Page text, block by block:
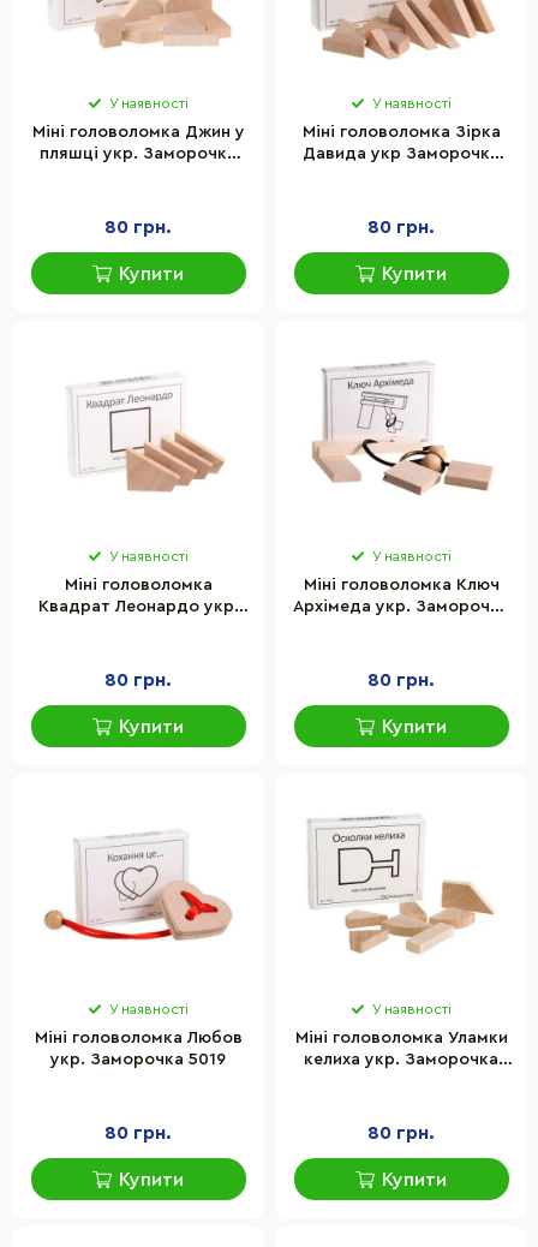
У наявності
Міні головоломка Джин у
пляшці укр. Заморочка
80 грн.
Купити
У наявності
Міні головоломка Зірка
Давида укр Заморочка
80 грн.
Купити
У наявності
Міні головоломка
Квадрат Леонардо укр.
80 грн.
Купити
У наявності
Міні головоломка Ключ
Архімеда укр. Заморочка
80 грн.
Купити
У наявності
Міні головоломка Любов
укр. Заморочка 5019
80 грн.
Купити
У наявності
Міні головоломка Уламки
келиха укр. Заморочка
80 грн.
Купити